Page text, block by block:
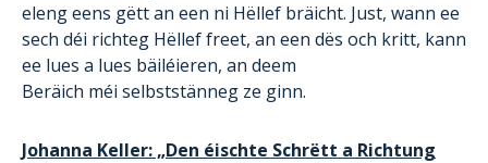
eleng eens gëtt an een ni Hëllef bräicht. Just, wann ee
sech déi richteg Hëllef freet, an een dës och kritt, kann
ee lues a lues bäiléieren, an deem
Beräich méi selbststänneg ze ginn.
Johanna Keller: „Den éischte Schrëtt a Richtung